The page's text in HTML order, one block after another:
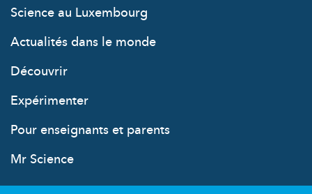
Science au Luxembourg
Actualités dans le monde
Découvrir
Expérimenter
Pour enseignants et parents
Mr Science